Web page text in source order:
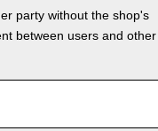
party without the shop's
between users and other